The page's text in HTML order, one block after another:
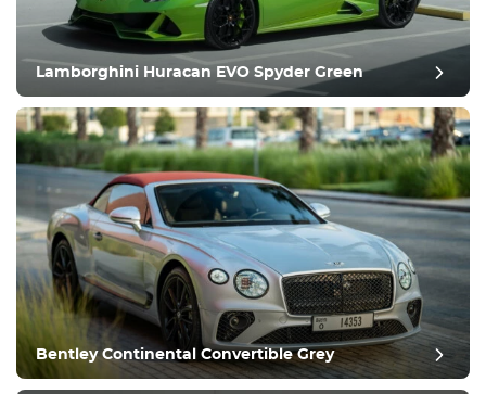
Ausrüstung
Bequem
Klimatisierung
Laufwerk
Zustand
Lamborghini Huracan EVO Spyder Green
Bentley Continental Convertible Grey